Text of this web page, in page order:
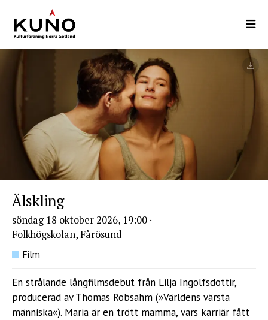
till
huvudinnehåll
Älskling
söndag 18 oktober 2026, 19:00 ·
Folkhögskolan, Fårösund
Film
En strålande långfilmsdebut från Lilja Ingolfsdottir,
producerad av Thomas Robsahm (»Världens värsta
människa«). Maria är en trött mamma, vars karriär fått